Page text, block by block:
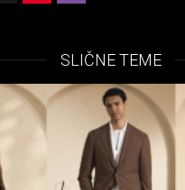
SLIČNE TEME